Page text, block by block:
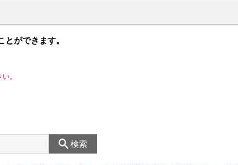
ができます。
。
検索